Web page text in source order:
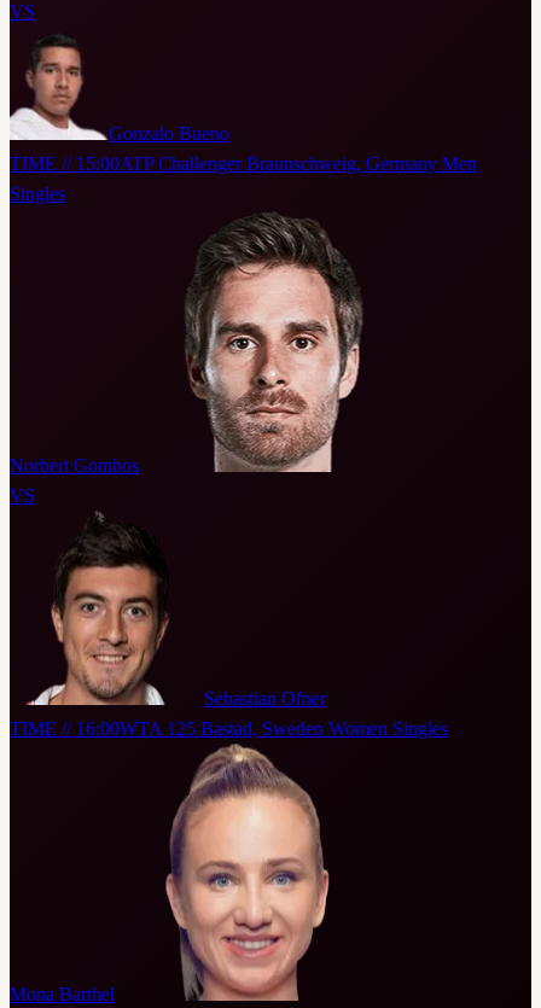
VS
Gonzalo Bueno
TIME // 15:00ATP Challenger Braunschweig, Germany Men
Singles
Norbert Gombos
VS
Sebastian Ofner
TIME // 16:00WTA 125 Bastad, Sweden Women Singles
Mona Barthel